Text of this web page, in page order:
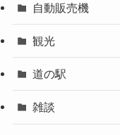
自動販売機
観光
道の駅
雑談